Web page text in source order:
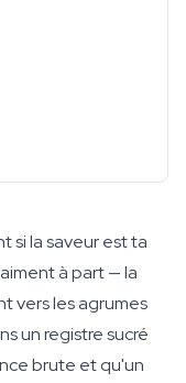
si la saveur est ta
à part — la
vers les agrumes
un registre sucré
brute et qu'un